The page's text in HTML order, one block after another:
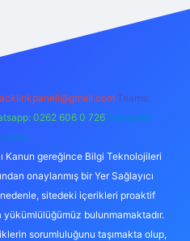
Teams:
0262 606 0 726 Telegram:
Kanun gereğince Bilgi Teknolojileri
onaylanmış bir Yer Sağlayıcı
sitedeki içerikleri proaktif
bulunmamaktadır.
sorumluluğunu taşımakta olup,